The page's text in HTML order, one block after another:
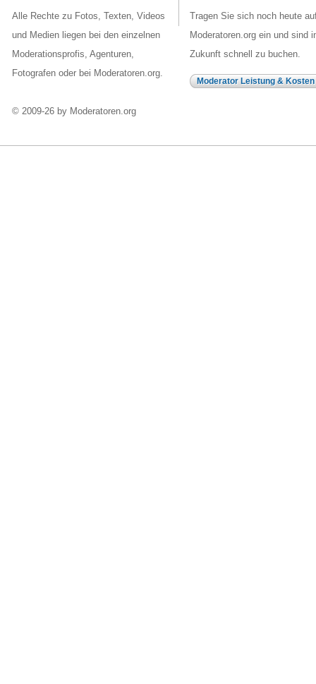
Alle Rechte zu Fotos, Texten, Videos
und Medien liegen bei den einzelnen
Moderationsprofis, Agenturen,
Fotografen oder bei Moderatoren.org.
© 2009-26 by Moderatoren.org
Tragen Sie sich noch heute
Moderatoren.org ein und sind
Zukunft schnell zu buchen.
Moderator Leistung & Kosten